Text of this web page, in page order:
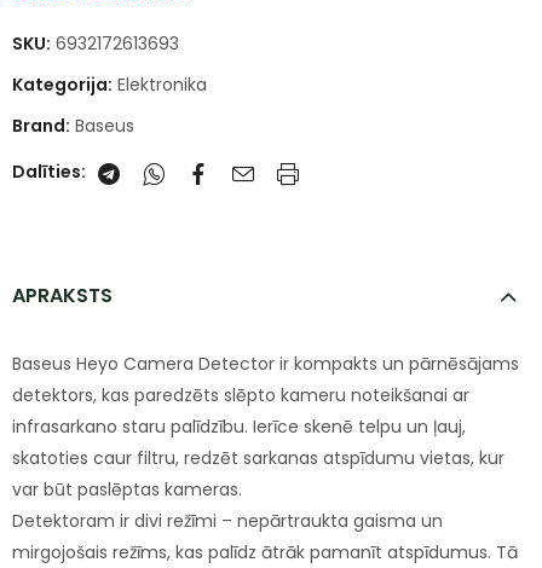
SKU: 6932172613693
Kategorija: Elektronika
Brand: Baseus
Dalīties:
APRAKSTS
Baseus Heyo Camera Detector ir kompakts un pārnēsājams
detektors, kas paredzēts slēpto kameru noteikšanai ar
infrasarkano staru palīdzību. Ierīce skenē telpu un ļauj,
skatoties caur filtru, redzēt sarkanas atspīdumu vietas, kur
var būt paslēptas kameras.
Detektoram ir divi režīmi – nepārtraukta gaisma un
mirgojošais režīms, kas palīdz ātrāk pamanīt atspīdumus. Tā